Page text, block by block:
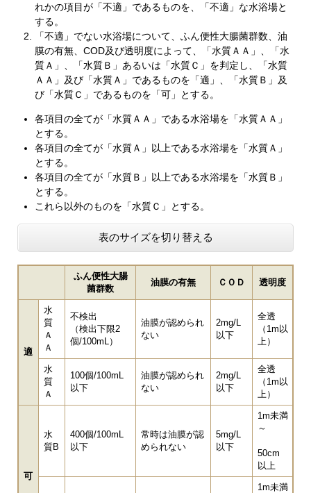
れかの項目が「不適」であるものを、「不適」な水浴場と
する。
「不適」でない水浴場について、ふん便性大腸菌群数、油
膜の有無、COD及び透明度によって、「水質ＡＡ」、「水
質Ａ」、「水質Ｂ」あるいは「水質Ｃ」を判定し、「水質
ＡＡ」及び「水質Ａ」であるものを「適」、「水質Ｂ」及
び「水質Ｃ」であるものを「可」とする。
各項目の全てが「水質ＡＡ」である水浴場を「水質ＡＡ」
とする。
各項目の全てが「水質Ａ」以上である水浴場を「水質Ａ」
とする。
各項目の全てが「水質Ｂ」以上である水浴場を「水質Ｂ」
とする。
これら以外のものを「水質Ｃ」とする。
表のサイズを切り替える
ふん便性大腸
菌群数
油膜の有無 ＣＯＤ 透明度
適
水
質
Ａ
Ａ
不検出
（検出下限2
個/100mL）
油膜が認められ
ない
2mg/L
以下
全透
（1m以
上）
水
質
Ａ
100個/100mL
以下
油膜が認められ
ない
2mg/L
以下
全透
（1m以
上）
可
水
質B
400個/100mL
以下
常時は油膜が認
められない
5mg/L
以下
1m未満
～
50cm
以上
1m未満